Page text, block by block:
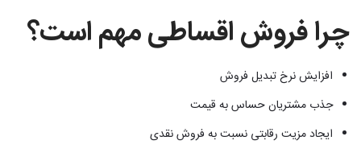
چرا فروش اقساطی مهم است؟
افزایش نرخ تبدیل فروش
جذب مشتریان حساس به قیمت
ایجاد مزیت رقابتی نسبت به فروش نقدی